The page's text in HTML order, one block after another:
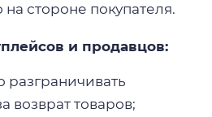
на стороне покупателя.
и продавцов:
разграничивать
возврат товаров;